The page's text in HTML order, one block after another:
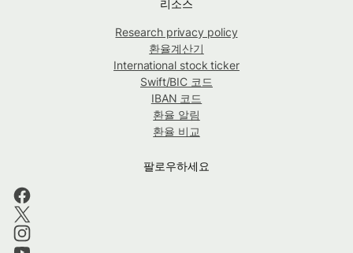
리소스
Research privacy policy
환율계산기
International stock ticker
Swift/BIC 코드
IBAN 코드
환율 알림
환율 비교
팔로우하세요